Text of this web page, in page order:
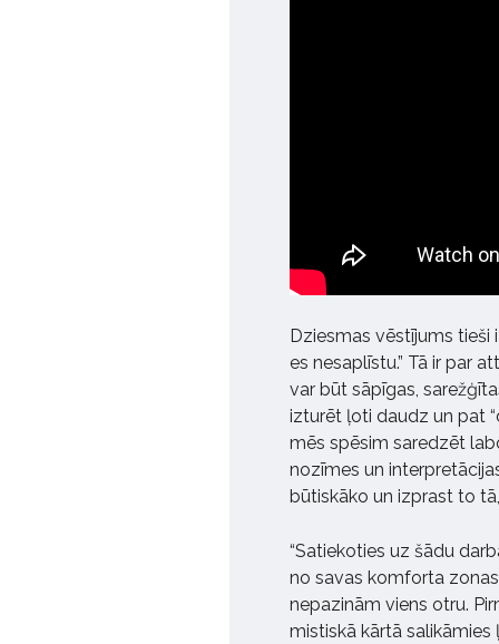
Dziesmas vēstījums tieši
es nesaplīstu.” Tā ir par
var būt sāpīgas,
izturēt ļoti daudz un pat
mēs spēsim saredzēt
nozīmes un
būtiskāko un izprast to
“Satiekoties uz šādu
no savas komforta
nepazinām viens otru.
mistiskā kārtā